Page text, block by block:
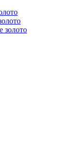
золото